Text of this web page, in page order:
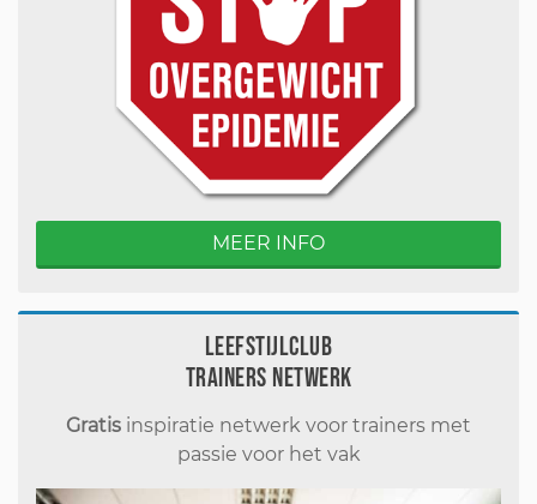
MEER INFO
Leefstijlclub
Trainers Netwerk
Gratis inspiratie netwerk voor trainers met
passie voor het vak